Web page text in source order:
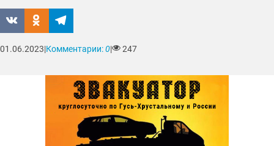
01.06.2023|Комментарии:0| 247